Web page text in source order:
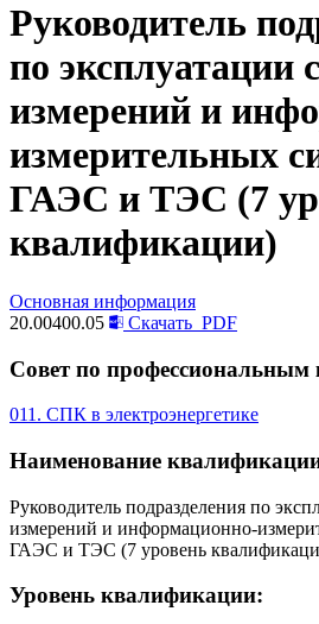
Руководитель
по эксплуатации
измерений и
измерительных
ГАЭС и ТЭС (7
квалификации)
Основная информация
20.00400.05
Скачать PDF
Совет по
011. СПК в электроэнергетике
Наименование
Руководитель подразделения по
измерений и информационно-
ГАЭС и ТЭС (7 уровень
Уровень квалификации: